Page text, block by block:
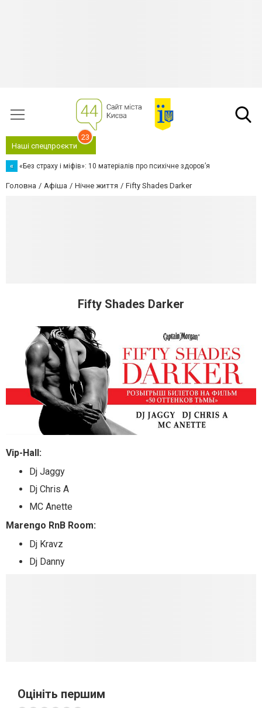
Наші спецпроєкти
23
« «Без страху і міфів»: 10 матеріалів про психічне здоров’я
Головна Афіша Нічне життя Fifty Shades Darker
Fifty Shades Darker
Vip-Hall:
Dj Jaggy
Dj Chris A
MC Anette
Marengo RnB Room:
Dj Kravz
Dj Danny
Оцініть першим